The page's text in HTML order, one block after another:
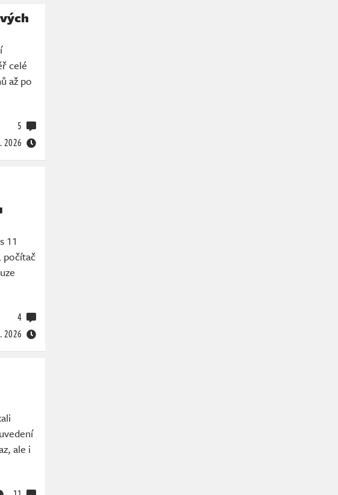
celé
až po
2026
5
11
počítač
2026
4
ale i